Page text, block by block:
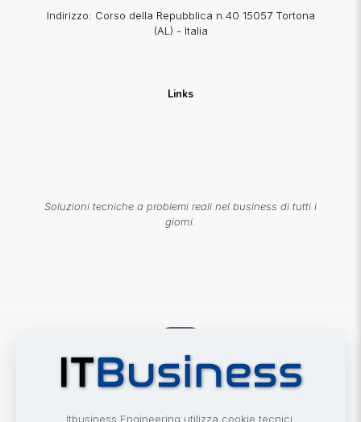
Indirizzo: Corso della Repubblica n.40 15057 Tortona
(AL) - Italia
Links
Soluzioni tecniche a problemi reali nel business di tutti i
giorni.
© 2000-2026 Itbusiness Engineering. Mario Russo Tutti
tecnologiche per l'innovazione aziendale- 2025-2026
Itbusiness Engineering utilizza cookie tecnici,